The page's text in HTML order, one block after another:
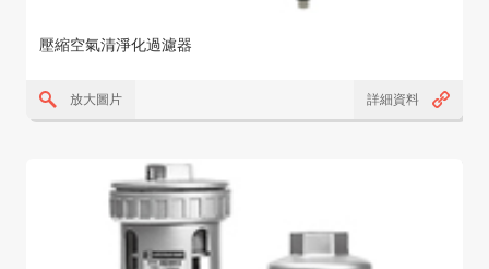
壓縮空氣清淨化過濾器
放大圖片 詳細資料